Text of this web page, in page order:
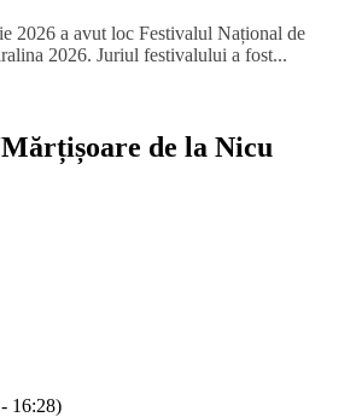
2026 a avut loc Festivalul Național de
2026. Juriul festivalului a fost...
Mărțișoare de la Nicu
16:28)